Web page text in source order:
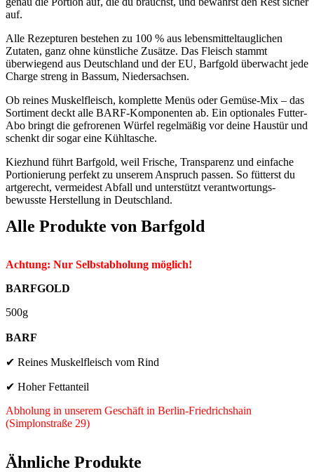
auf.
Alle Rezepturen bestehen zu 100 % aus lebensmittel­tauglichen
Zutaten, ganz ohne künstliche Zusätze. Das Fleisch stammt
überwiegend aus Deutschland und der EU, Barfgold überwacht jede
Charge streng in Bassum, Niedersachsen.
Ob reines Muskelfleisch, komplette Menüs oder Gemüse-Mix – das
Sortiment deckt alle BARF-Komponenten ab. Ein optionales Futter-
Abo bringt die gefrorenen Würfel regelmäßig vor deine Haustür und
schenkt dir sogar eine Kühltasche.
Kiezhund führt Barfgold, weil Frische, Transparenz und einfache
Portionierung perfekt zu unserem Anspruch passen. So fütterst du
artgerecht, vermeidest Abfall und unterstützt verantwortungs­
bewusste Herstellung in Deutschland.
Alle Produkte von Barfgold
Achtung: Nur Selbstabholung möglich!
BARFGOLD
500g
BARF
✔ Reines Muskelfleisch vom Rind
✔ Hoher Fettanteil
Abholung in unserem Geschäft in Berlin-Friedrichshain
(Simplonstraße 29)
Ähnliche Produkte